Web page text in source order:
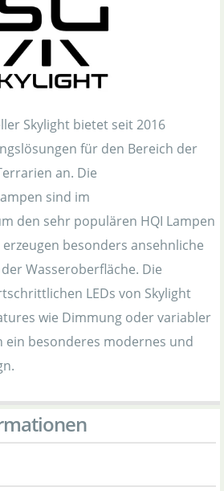
Skylight bietet seit 2016
für den Bereich der
an. Die
sind im
den sehr populären HQI Lampen
besonders ansehnliche
Wasseroberfläche. Die
LEDs von Skylight
wie Dimmung oder variabler
besonderes modernes und